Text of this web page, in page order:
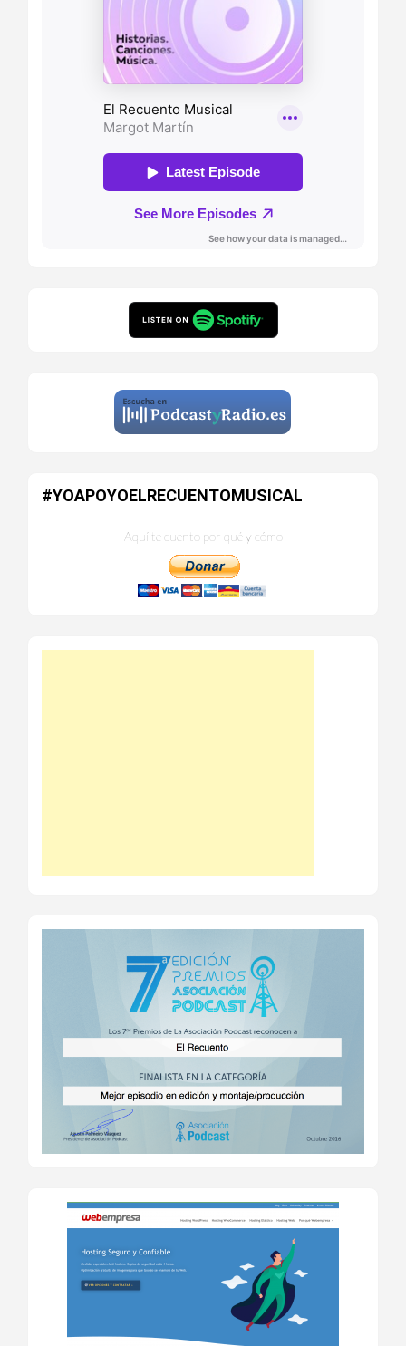
#YOAPOYOELRECUENTOMUSICAL
Aquí te cuento por qué y cómo